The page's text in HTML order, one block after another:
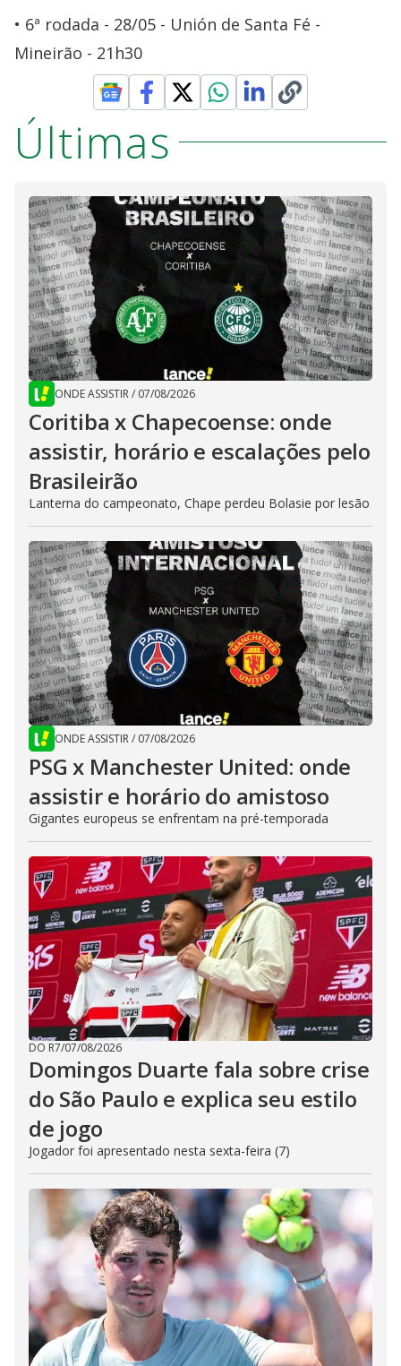
6ª rodada - 28/05 - Unión de Santa Fé -
Mineirão - 21h30
Últimas
ONDE ASSISTIR/ 07/08/2026
Coritiba x Chapecoense: onde
assistir, horário e escalações pelo
Brasileirão
Lanterna do campeonato, Chape perdeu Bolasie por lesão
ONDE ASSISTIR/ 07/08/2026
PSG x Manchester United: onde
assistir e horário do amistoso
Gigantes europeus se enfrentam na pré-temporada
DO R7/07/08/2026
Domingos Duarte fala sobre crise
do São Paulo e explica seu estilo
de jogo
Jogador foi apresentado nesta sexta-feira (7)